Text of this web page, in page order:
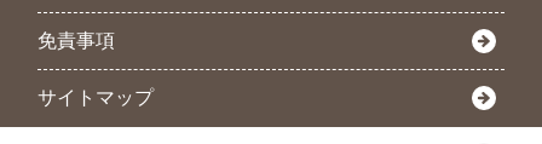
免責事項
サイトマップ